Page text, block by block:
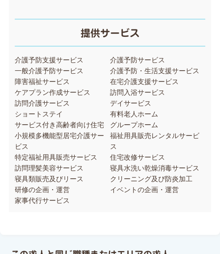
提供サービス
介護予防支援サービス
介護予防サービス
一般介護予防サービス
介護予防・生活支援サービス
障害福祉サービス
在宅介護支援サービス
ケアプラン作成サービス
訪問入浴サービス
訪問介護サービス
デイサービス
ショートステイ
有料老人ホーム
サービス付き高齢者向け住宅
グループホーム
小規模多機能型居宅介護サー
ビス
福祉用具販売レンタルサービ
ス
特定福祉用具販売サービス
住宅改修サービス
訪問理髪美容サービス
寝具水洗い乾燥消毒サービス
寝具類販売及びリース
クリーニング及び防炎加工
研修の企画・運営
イベントの企画・運営
家事代行サービス